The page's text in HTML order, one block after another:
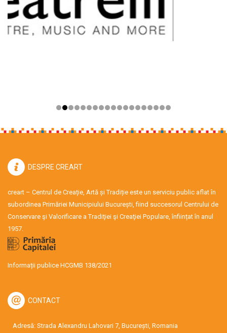
DESPRE CREART
creart – Centrul de Creație, Artă și Tradiție este un serviciu public aflat în
subordinea Primăriei Municipiului București, fiind succesorul Centrului de
Conservare şi Valorificare a Tradiţiei şi Creaţiei Populare, înființat în anul
1957.
Informații publice HCGMB 138/2021
CONTACT
Adresă: Strada Alexandru Lahovari 7, București, Romania